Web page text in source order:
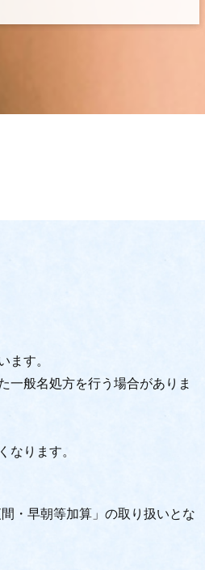
す。
一般名処方を行う場合がありま
ります。
・早朝等加算」の取り扱いとな